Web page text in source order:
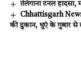
तेलंगाना टनल
Chhattisgarh
की दुकान, धुएं के गुबार से